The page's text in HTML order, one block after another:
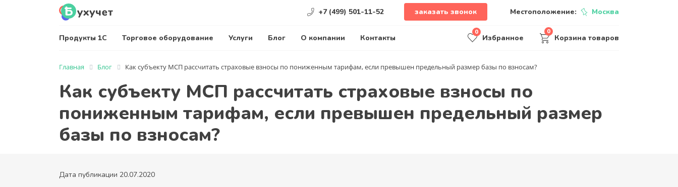
+7 (499) 501-11-52 заказать звонок Местоположение: Москва
Продукты 1С Торговое оборудование Услуги Блог О компании Контакты Избранное
0
Корзина товаров
0
Главная Блог Как субъекту МСП рассчитать страховые взносы по пониженным тарифам, если превышен предельный размер базы по взносам?
Как субъекту МСП рассчитать страховые взносы по
пониженным тарифам, если превышен предельный размер
базы по взносам?
Дата публикации 20.07.2020